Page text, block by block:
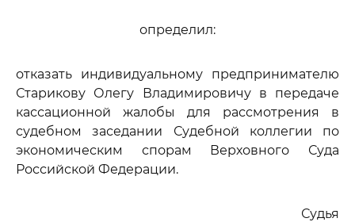
определил:
отказать индивидуальному предпринимателю
Старикову Олегу Владимировичу в передаче
кассационной жалобы для рассмотрения в
судебном заседании Судебной коллегии по
экономическим спорам Верховного Суда
Российской Федерации.
Судья